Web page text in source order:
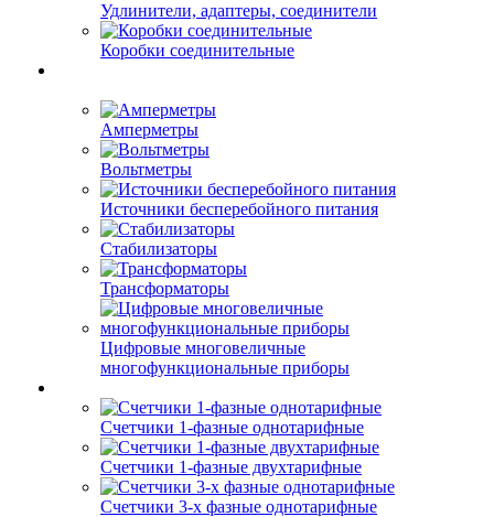
Удлинители, адаптеры, соединители
Коробки соединительные
Амперметры
Вольтметры
Источники бесперебойного питания
Стабилизаторы
Трансформаторы
Цифровые многовеличные
многофункциональные приборы
Счетчики 1-фазные однотарифные
Счетчики 1-фазные двухтарифные
Счетчики 3-х фазные однотарифные